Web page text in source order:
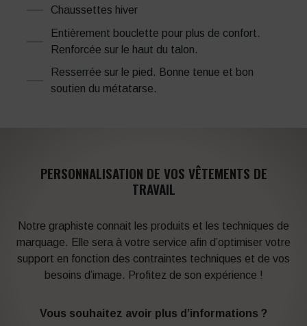
Chaussettes hiver
Entièrement bouclette pour plus de confort.
Renforcée sur le haut du talon.
Resserrée sur le pied. Bonne tenue et bon
soutien du métatarse.
PERSONNALISATION DE VOS VÊTEMENTS DE
TRAVAIL
Notre graphiste connait les produits et les techniques de
marquage. Elle sera à votre service afin d’optimiser votre
support en fonction des contraintes techniques et de vos
besoins d’image. Profitez de son expérience !
Vous souhaitez avoir plus d’informations ?